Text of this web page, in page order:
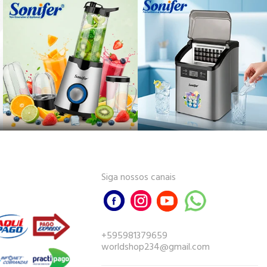
Siga nossos canais
+595981379659
worldshop234@gmail.com